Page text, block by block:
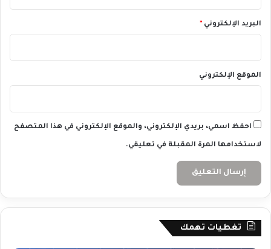
البريد الإلكتروني *
الموقع الإلكتروني
احفظ اسمي، بريدي الإلكتروني، والموقع الإلكتروني في هذا المتصفح
لاستخدامها المرة المقبلة في تعليقي.
تغطيات تهمك